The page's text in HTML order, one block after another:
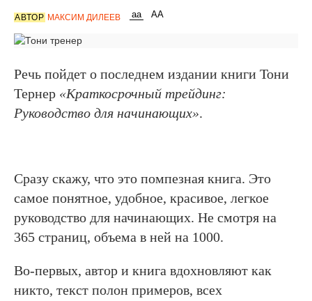
АВТОР МАКСИМ ДИЛЕЕВ
Речь пойдет о последнем издании книги Тони
Тернер «Краткосрочный трейдинг:
Руководство для начинающих».
Сразу скажу, что это помпезная книга. Это
самое понятное, удобное, красивое, легкое
руководство для начинающих. Не смотря на
365 страниц, объема в ней на 1000.
Во-первых, автор и книга вдохновляют как
никто, текст полон примеров, всех